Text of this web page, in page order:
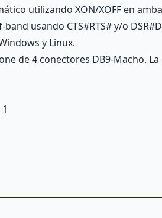
utilizando XON/XOFF en
usando CTS#RTS# y/o
y Linux.
de 4 conectores DB9-Macho.